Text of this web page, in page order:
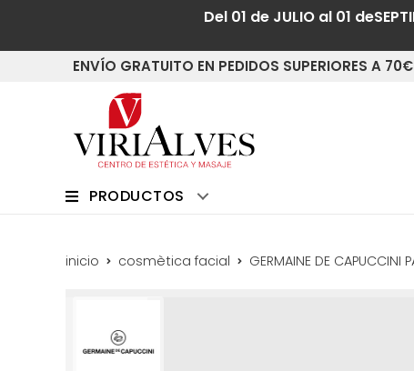
Del 01 de JULIO al 01
ENVÍO GRATUITO EN PEDIDOS SUPERIORES A
PRODUCTOS
inicio cosmètica facial GERMAINE DE CAPUCCINI